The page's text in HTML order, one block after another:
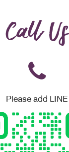
Call Us
Please add LINE